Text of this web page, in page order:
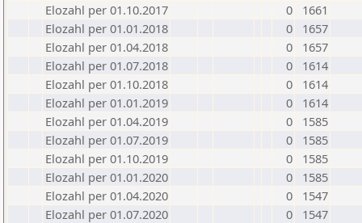
Elozahl per 01.10.2017
0
1661
Elozahl per 01.01.2018
0
1657
Elozahl per 01.04.2018
0
1657
Elozahl per 01.07.2018
0
1614
Elozahl per 01.10.2018
0
1614
Elozahl per 01.01.2019
0
1614
Elozahl per 01.04.2019
0
1585
Elozahl per 01.07.2019
0
1585
Elozahl per 01.10.2019
0
1585
Elozahl per 01.01.2020
0
1585
Elozahl per 01.04.2020
0
1547
Elozahl per 01.07.2020
0
1547